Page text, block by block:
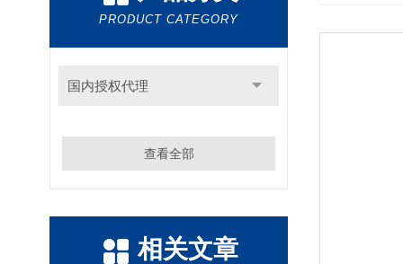
PRODUCT CATEGORY
国内授权代理
查看全部
相关文章